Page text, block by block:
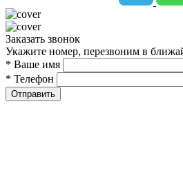
Заказать звонок
Укажите номер, перезвоним в
* Ваше имя
* Телефон
Отправить